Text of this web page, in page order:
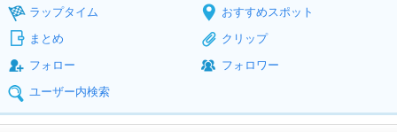
ラップタイム
おすすめスポット
まとめ
クリップ
フォロー
フォロワー
ユーザー内検索